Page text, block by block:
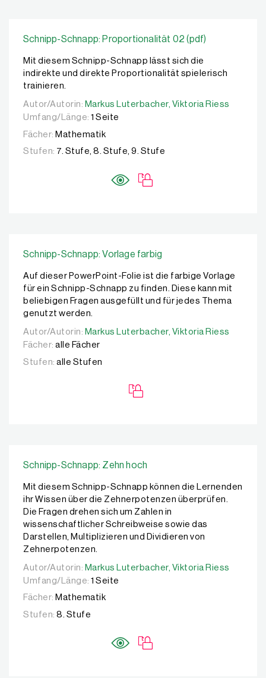
Schnipp-Schnapp: Proportionalität 02 (pdf)
Mit diesem Schnipp-Schnapp lässt sich die
indirekte und direkte Proportionalität spielerisch
trainieren.
Autor/Autorin: Markus Luterbacher, Viktoria Riess
Autor/Autorin: Markus Luterbacher, Viktoria Riess
Umfang/Länge: 1 Seite
Fächer: Mathematik
Stufen: 7. Stufe, 8. Stufe, 9. Stufe
Schnipp-Schnapp: Vorlage farbig
Auf dieser PowerPoint-Folie ist die farbige Vorlage
für ein Schnipp-Schnapp zu finden. Diese kann mit
beliebigen Fragen ausgefüllt und für jedes Thema
genutzt werden.
Autor/Autorin: Markus Luterbacher, Viktoria Riess
Autor/Autorin: Markus Luterbacher, Viktoria Riess
Fächer: alle Fächer
Stufen: alle Stufen
Schnipp-Schnapp: Zehn hoch
Mit diesem Schnipp-Schnapp können die Lernenden
ihr Wissen über die Zehnerpotenzen überprüfen.
Die Fragen drehen sich um Zahlen in
wissenschaftlicher Schreibweise sowie das
Darstellen, Multiplizieren und Dividieren von
Zehnerpotenzen.
Autor/Autorin: Markus Luterbacher, Viktoria Riess
Autor/Autorin: Markus Luterbacher, Viktoria Riess
Umfang/Länge: 1 Seite
Fächer: Mathematik
Stufen: 8. Stufe